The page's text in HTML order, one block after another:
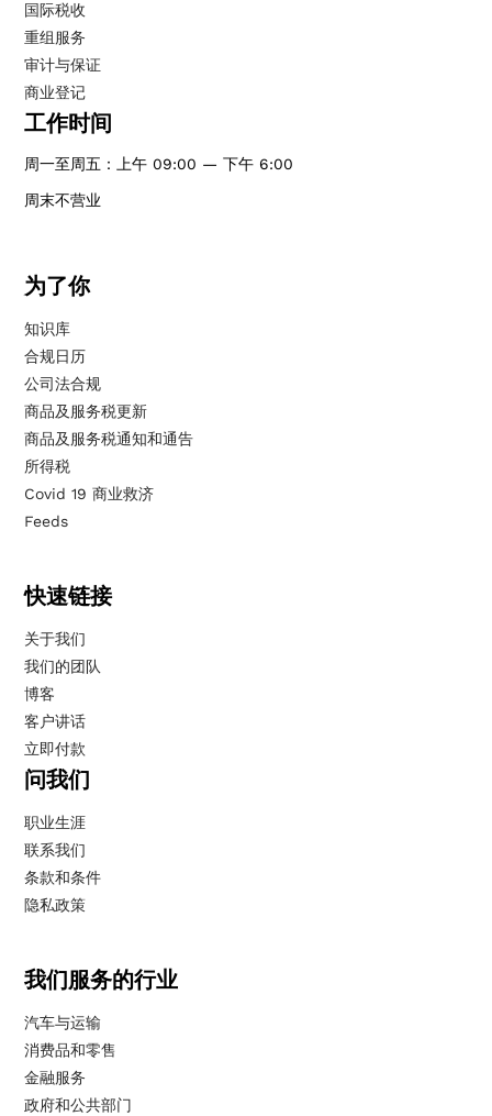
国际税收
重组服务
审计与保证
商业登记
工作时间
周一至周五：上午 09:00 — 下午 6:00
周末不营业
为了你
知识库
合规日历
公司法合规
商品及服务税更新
商品及服务税通知和通告
所得税
Covid 19 商业救济
Feeds
快速链接
关于我们
我们的团队
博客
客户讲话
立即付款
问我们
职业生涯
联系我们
条款和条件
隐私政策
我们服务的行业
汽车与运输
消费品和零售
金融服务
政府和公共部门